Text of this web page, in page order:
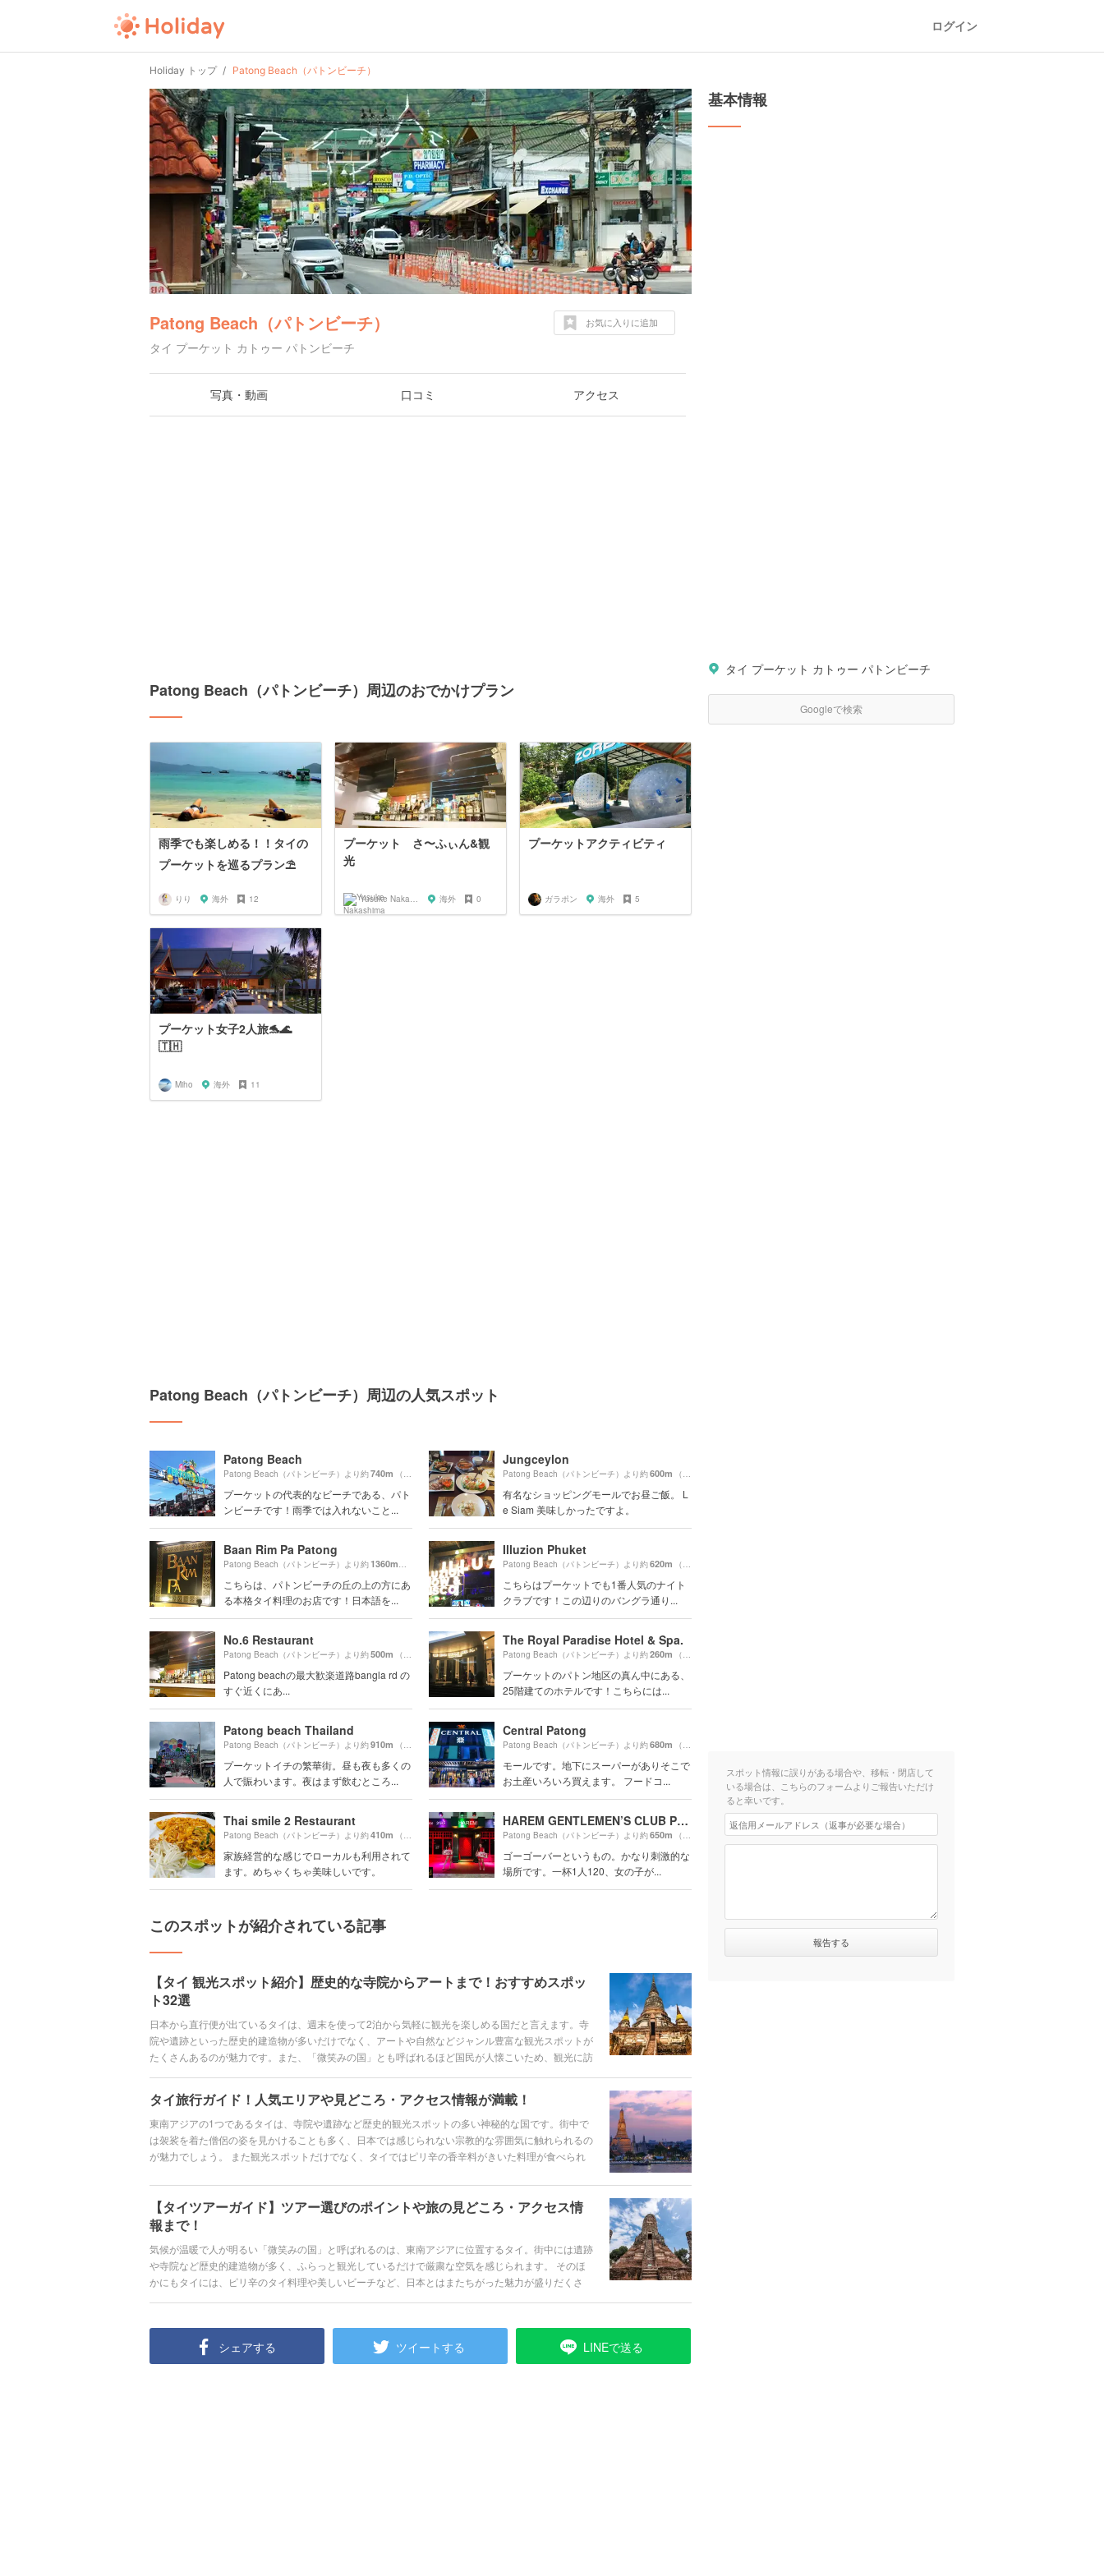
ログイン
Holiday トップ Patong Beach（パトンビーチ）
Patong Beach（パトンビーチ）
タイ プーケット カトゥー パトンビーチ
お気に入りに追加
写真・動画 口コミ アクセス
Patong Beach（パトンビーチ）周辺のおでかけプラン
雨季でも楽しめる！！タイの
プーケットを巡るプラン⛱
りり 海外 12
プーケット さ〜ふぃん&観
光
Yusuke Nakashima 海外 0
プーケットアクティビティ
ガラポン 海外 5
プーケット女子2人旅🐬🌊
🇹🇭
Miho 海外 11
Patong Beach（パトンビーチ）周辺の人気スポット
Patong Beach
Patong Beach（パトンビーチ）より約740m （徒歩13分）
プーケットの代表的なビーチである、パト
ンビーチです！雨季では入れないこと...
Jungceylon
Patong Beach（パトンビーチ）より約600m （徒歩11分）
有名なショッピングモールでお昼ご飯。 L
e Siam 美味しかったですよ。
Baan Rim Pa Patong
Patong Beach（パトンビーチ）より約1360m （徒歩23分）
こちらは、パトンビーチの丘の上の方にあ
る本格タイ料理のお店です！日本語を...
Illuzion Phuket
Patong Beach（パトンビーチ）より約620m （徒歩11分）
こちらはプーケットでも1番人気のナイト
クラブです！この辺りのバングラ通り...
No.6 Restaurant
Patong Beach（パトンビーチ）より約500m （徒歩9分）
Patong beachの最大歓楽道路bangla rd の
すぐ近くにあ...
The Royal Paradise Hotel & Spa.
Patong Beach（パトンビーチ）より約260m （徒歩5分）
プーケットのパトン地区の真ん中にある、
25階建てのホテルです！こちらには...
Patong beach Thailand
Patong Beach（パトンビーチ）より約910m （徒歩16分）
プーケットイチの繁華街。昼も夜も多くの
人で賑わいます。夜はまず飲むところ...
Central Patong
Patong Beach（パトンビーチ）より約680m （徒歩12分）
モールです。地下にスーパーがありそこで
お土産いろいろ買えます。 フードコ...
Thai smile 2 Restaurant
Patong Beach（パトンビーチ）より約410m （徒歩7分）
家族経営的な感じでローカルも利用されて
ます。めちゃくちゃ美味しいです。
HAREM GENTLEMEN’S CLUB Phuket Patong
Patong Beach（パトンビーチ）より約650m （徒歩11分）
ゴーゴーバーというもの。かなり刺激的な
場所です。一杯1人120、女の子が...
このスポットが紹介されている記事
【タイ 観光スポット紹介】歴史的な寺院からアートまで！おすすめスポッ
ト32選
日本から直行便が出ているタイは、週末を使って2泊から気軽に観光を楽しめる国だと言えます。寺
院や遺跡といった歴史的建造物が多いだけでなく、アートや自然などジャンル豊富な観光スポットが
たくさんあるのが魅力です。また、「微笑みの国」とも呼ばれるほど国民が人懐こいため、観光に訪
産」も紹介しますので、家族や友人、会社へのお土産にぜひ参考にして頂けたらと思います。
タイ旅行ガイド！人気エリアや見どころ・アクセス情報が満載！
東南アジアの1つであるタイは、寺院や遺跡など歴史的観光スポットの多い神秘的な国です。街中で
は袈裟を着た僧侶の姿を見かけることも多く、日本では感じられない宗教的な雰囲気に触れられるの
が魅力でしょう。 また観光スポットだけでなく、タイではピリ辛の香辛料がきいた料理が食べられ
でも食べてみてほしいと思います。 そこで今回は、これからタイを旅行するならぜひ知っておきた
い人気観光スポットやグルメ、旅行の際の移動手段などのお役立ち情報を紹介していきます。
【タイツアーガイド】ツアー選びのポイントや旅の見どころ・アクセス情
報まで！
気候が温暖で人が明るい「微笑みの国」と呼ばれるのは、東南アジアに位置するタイ。街中には遺跡
や寺院など歴史的建造物が多く、ふらっと観光しているだけで厳粛な空気を感じられます。 そのほ
かにもタイには、ピリ辛のタイ料理や美しいビーチなど、日本とはまたちがった魅力が盛りだくさ
シェアする ツイートする LINEで送る
基本情報
タイ プーケット カトゥー パトンビーチ
Googleで検索
スポット情報に誤りがある場合や、移転・閉店して
いる場合は、こちらのフォームよりご報告いただけ
ると幸いです。